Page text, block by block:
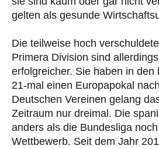
gelten als gesunde
Die teilweise hoch
Primera Division sind
erfolgreicher. Sie haben in den
21-mal einen Europapokal
Deutschen Vereinen gelang
Zeitraum nur dreimal. Die
anders als die Bundesliga
Wettbewerb. Seit dem Jahr